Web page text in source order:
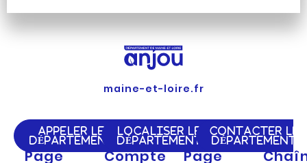
maine-et-loire.fr
APPELER LE
DÉPARTEMENT
LOCALISER LE
DÉPARTEMENT
CONTACTER LE
DÉPARTEMENT
Page
Compte
Page